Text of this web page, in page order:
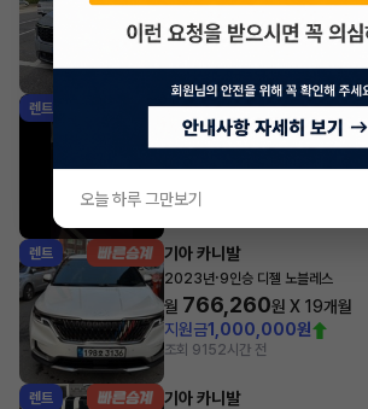
지원금869,660원
렌트 기아 카니발
2026년·1.6 HEV 9인승 노블레스
렌트 기아 카니발
2023년·9인승 디젤 노블레스
월 766,260원 X 19개월
지원금1,000,000원
조회 9152시간 전
렌트 기아 카니발
오늘 하루 그만보기